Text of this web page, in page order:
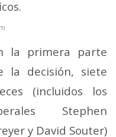
específicos.
la primera parte
la decisión, siete
(incluidos los
Stephen
y David Souter)